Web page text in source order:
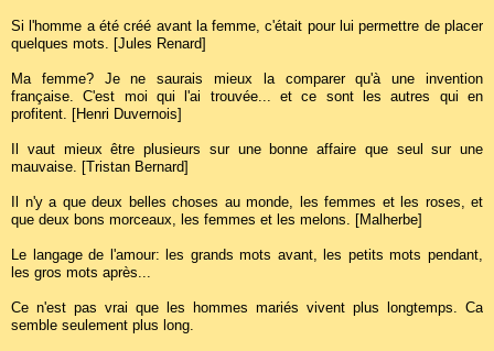
Si l'homme a été créé avant la femme, c'était pour lui permettre de placer
quelques mots. [Jules Renard]
Ma femme? Je ne saurais mieux la comparer qu'à une invention
française. C'est moi qui l'ai trouvée... et ce sont les autres qui en
profitent. [Henri Duvernois]
Il vaut mieux être plusieurs sur une bonne affaire que seul sur une
mauvaise. [Tristan Bernard]
Il n'y a que deux belles choses au monde, les femmes et les roses, et
que deux bons morceaux, les femmes et les melons. [Malherbe]
Le langage de l'amour: les grands mots avant, les petits mots pendant,
les gros mots après...
Ce n'est pas vrai que les hommes mariés vivent plus longtemps. Ca
semble seulement plus long.